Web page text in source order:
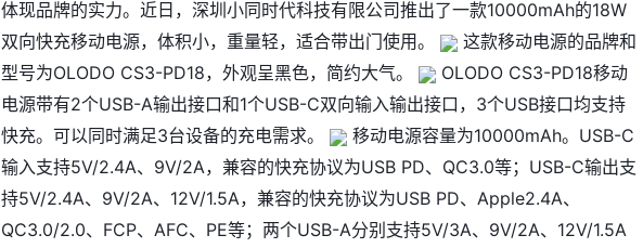
体现品牌的实力。近日，深圳小同时代科技有限公司推出了一款10000mAh的18W
双向快充移动电源，体积小，重量轻，适合带出门使用。
这款移动电源的品牌和
型号为OLODO CS3-PD18，外观呈黑色，简约大气。
OLODO CS3-PD18移动
电源带有2个USB-A输出接口和1个USB-C双向输入输出接口，3个USB接口均支持
快充。可以同时满足3台设备的充电需求。
移动电源容量为10000mAh。USB-C
输入支持5V/2.4A、9V/2A，兼容的快充协议为USB PD、QC3.0等；USB-C输出支
持5V/2.4A、9V/2A、12V/1.5A，兼容的快充协议为USB PD、Apple2.4A、
QC3.0/2.0、FCP、AFC、PE等；两个USB-A分别支持5V/3A、9V/2A、12V/1.5A